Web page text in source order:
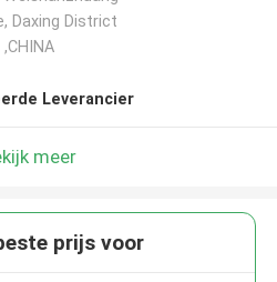
Daxing District
Leverancier
meer
prijs voor